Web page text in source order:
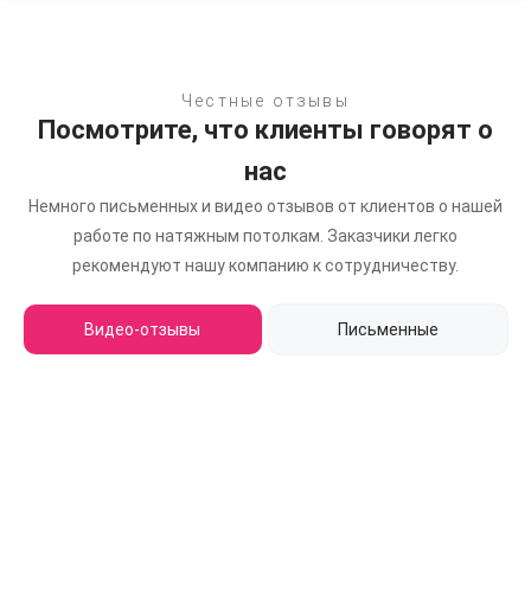
Честные отзывы
Посмотрите, что клиенты говорят о
нас
Немного письменных и видео отзывов от клиентов о нашей
работе по натяжным потолкам. Заказчики легко
рекомендуют нашу компанию к сотрудничеству.
Видео-отзывы Письменные